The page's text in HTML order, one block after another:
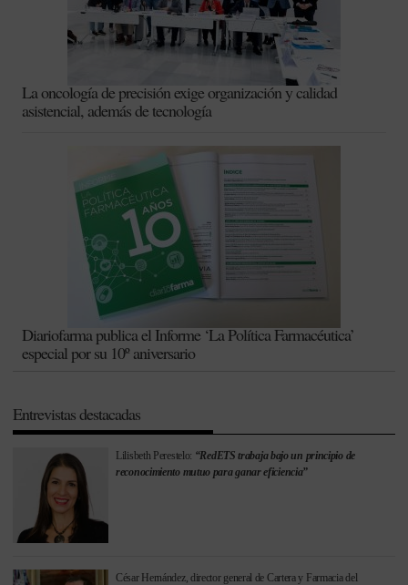
La oncología de precisión exige organización y calidad
asistencial, además de tecnología
Diariofarma publica el Informe ‘La Política Farmacéutica’
especial por su 10º aniversario
Entrevistas destacadas
Lilisbeth Perestelo: “RedETS trabaja bajo un principio de
reconocimiento mutuo para ganar eficiencia”
César Hernández, director general de Cartera y Farmacia del